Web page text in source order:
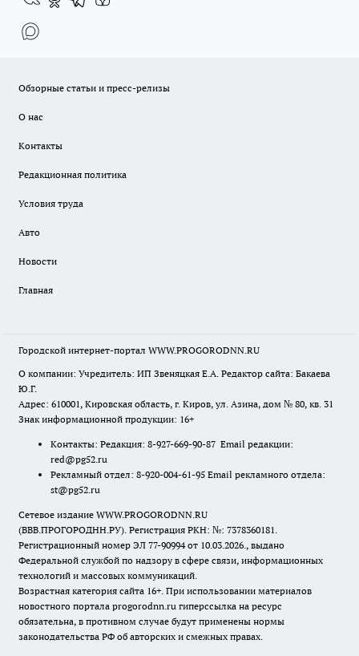
Обзорные статьи и пресс-релизы
О нас
Контакты
Редакционная политика
Условия труда
Авто
Новости
Главная
Городской интернет-портал WWW.PROGORODNN.RU
О компании: Учредитель: ИП Звеняцкая Е.А. Редактор сайта: Бакаева
Ю.Г.
Адрес: 610001, Кировская область, г. Киров, ул. Азина, дом № 80, кв. 31
Знак информационной продукции: 16+
Контакты: Редакция: 8-927-669-90-87 Email редакции:
red@pg52.ru
Рекламный отдел: 8-920-004-61-95 Email рекламного отдела:
st@pg52.ru
Сетевое издание WWW.PROGORODNN.RU
(ВВВ.ПРОГОРОДНН.РУ). Регистрация РКН: №: 7378360181.
Регистрационный номер ЭЛ 77-90994 от 10.03.2026., выдано
Федеральной службой по надзору в сфере связи, информационных
технологий и массовых коммуникаций.
Возрастная категория сайта 16+. При использовании материалов
новостного портала progorodnn.ru гиперссылка на ресурс
обязательна, в противном случае будут применены нормы
законодательства РФ об авторских и смежных правах.